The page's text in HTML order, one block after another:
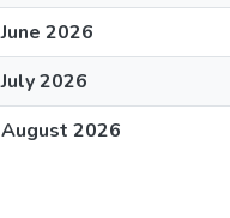
June 2026
July 2026
August 2026